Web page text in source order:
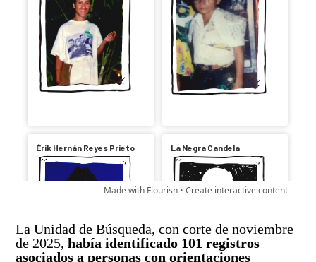
La Unidad de Búsqueda, con corte de noviembre
de 2025,había identificado 101 registros
asociados a personas con orientaciones